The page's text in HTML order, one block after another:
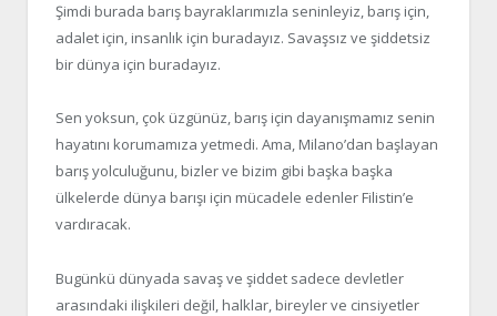
Şimdi burada barış bayraklarımızla seninleyiz, barış için,
adalet için, insanlık için buradayız. Savaşsız ve şiddetsiz
bir dünya için buradayız.
Sen yoksun, çok üzgünüz, barış için dayanışmamız senin
hayatını korumamıza yetmedi. Ama, Milano’dan başlayan
barış yolculuğunu, bizler ve bizim gibi başka başka
ülkelerde dünya barışı için mücadele edenler Filistin’e
vardıracak.
Bugünkü dünyada savaş ve şiddet sadece devletler
arasındaki ilişkileri değil, halklar, bireyler ve cinsiyetler